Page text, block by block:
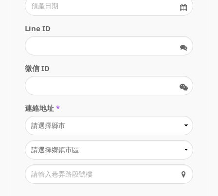
Line ID
微信 ID
連絡地址 *